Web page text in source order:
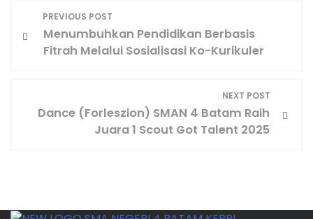
a
s
PREVIOUS POST
Menumbuhkan Pendidikan Berbasis
Fitrah Melalui Sosialisasi Ko-Kurikuler
NEXT POST
Dance (Forleszion) SMAN 4 Batam Raih
Juara 1 Scout Got Talent 2025